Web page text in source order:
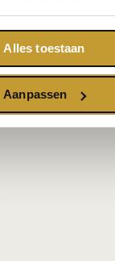
Alles toestaan
Aanpassen